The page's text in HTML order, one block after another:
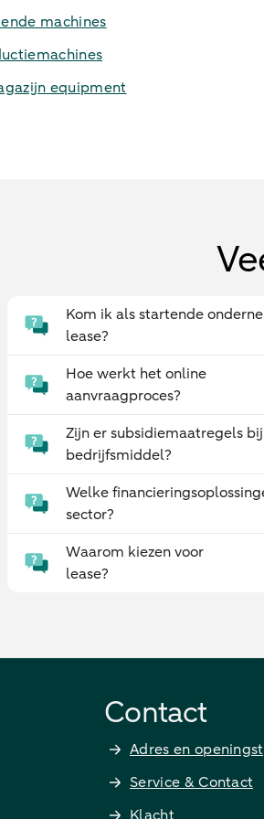
machines
equipment
Kom ik als startende
lease?
Hoe werkt het online
aanvraagproces?
Zijn er subsidiemaatregels
bedrijfsmiddel?
Welke
sector?
Waarom kiezen voor
lease?
Contact
Adres en
Service & Contact